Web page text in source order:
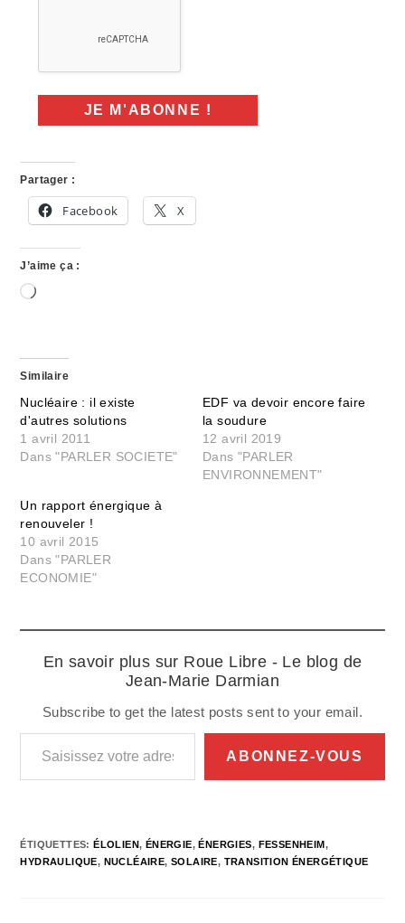
Partager :
Facebook X
J’aime ça :
Chargement…
Similaire
Nucléaire : il existe
d'autres solutions
1 avril 2011
Dans "PARLER SOCIETE"
EDF va devoir encore faire
la soudure
12 avril 2019
Dans "PARLER
ENVIRONNEMENT"
Un rapport énergique à
renouveler !
10 avril 2015
Dans "PARLER
ECONOMIE"
En savoir plus sur Roue Libre - Le blog de
Jean-Marie Darmian
Subscribe to get the latest posts sent to your email.
Saisissez votre adresse e-mail…
ABONNEZ-VOUS
ÉTIQUETTES:ÉLOLIEN, ÉNERGIE, ÉNERGIES, FESSENHEIM,
HYDRAULIQUE, NUCLÉAIRE, SOLAIRE, TRANSITION ÉNERGÉTIQUE